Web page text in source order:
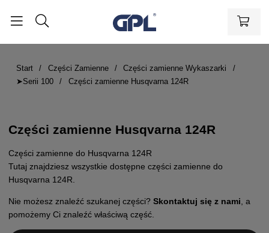
Start Części Zamienne
Części zamienne Wykaszarki
➤Serii 100
Części zamienne Husqvarna 124R
Części zamienne Husqvarna 124R
Części zamienne do Husqvarna 124R
Tutaj znajdziesz wszystkie dostępne części zamienne do
Husqvarna 124R.
Nie możesz znaleźć szukanej części? Skontaktuj się z nami, a
pomożemy Ci znaleźć właściwą część.